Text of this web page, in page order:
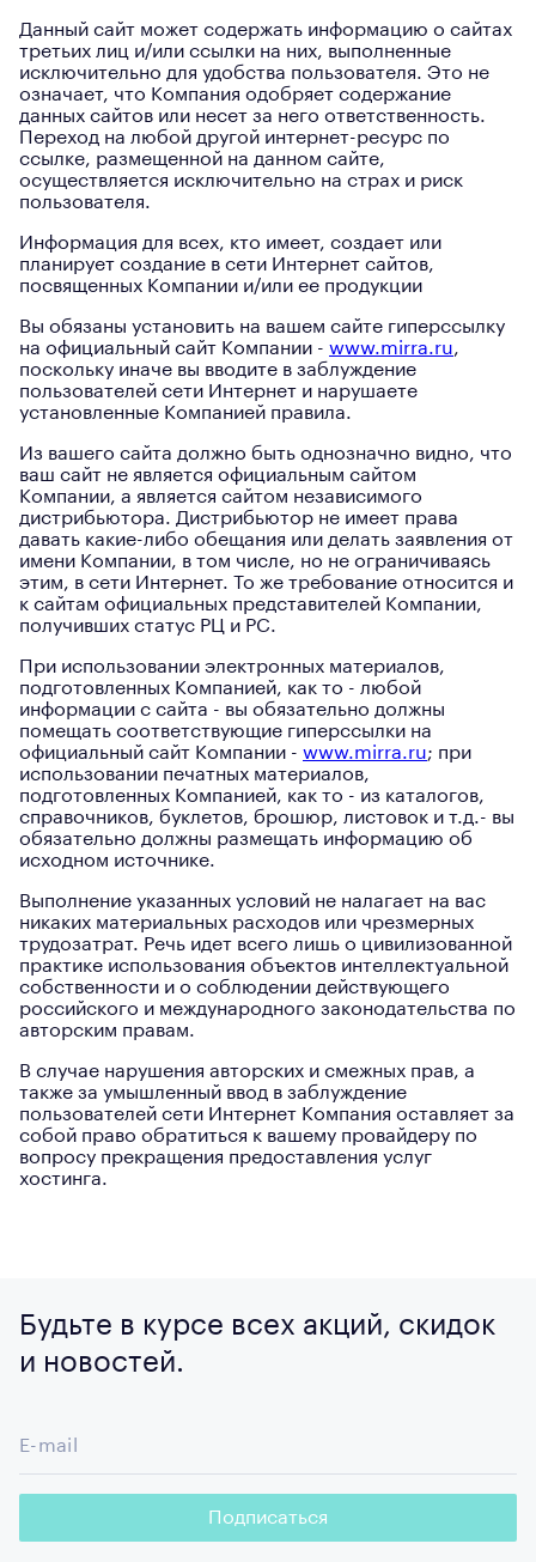
Данный сайт может содержать информацию о сайтах
третьих лиц и/или ссылки на них, выполненные
исключительно для удобства пользователя. Это не
означает, что Компания одобряет содержание
данных сайтов или несет за него ответственность.
Переход на любой другой интернет-ресурс по
ссылке, размещенной на данном сайте,
осуществляется исключительно на страх и риск
пользователя.
Информация для всех, кто имеет, создает или
планирует создание в сети Интернет сайтов,
посвященных Компании и/или ее продукции
Вы обязаны установить на вашем сайте гиперссылку
на официальный сайт Компании - www.mirra.ru,
поскольку иначе вы вводите в заблуждение
пользователей сети Интернет и нарушаете
установленные Компанией правила.
Из вашего сайта должно быть однозначно видно, что
ваш сайт не является официальным сайтом
Компании, а является сайтом независимого
дистрибьютора. Дистрибьютор не имеет права
давать какие-либо обещания или делать заявления от
имени Компании, в том числе, но не ограничиваясь
этим, в сети Интернет. То же требование относится и
к сайтам официальных представителей Компании,
получивших статус РЦ и РС.
При использовании электронных материалов,
подготовленных Компанией, как то - любой
информации с сайта - вы обязательно должны
помещать соответствующие гиперссылки на
официальный сайт Компании - www.mirra.ru; при
использовании печатных материалов,
подготовленных Компанией, как то - из каталогов,
справочников, буклетов, брошюр, листовок и т.д.- вы
обязательно должны размещать информацию об
исходном источнике.
Выполнение указанных условий не налагает на вас
никаких материальных расходов или чрезмерных
трудозатрат. Речь идет всего лишь о цивилизованной
практике использования объектов интеллектуальной
собственности и о соблюдении действующего
российского и международного законодательства по
авторским правам.
В случае нарушения авторских и смежных прав, а
также за умышленный ввод в заблуждение
пользователей сети Интернет Компания оставляет за
собой право обратиться к вашему провайдеру по
вопросу прекращения предоставления услуг
хостинга.
Будьте в курсе всех акций, скидок
и новостей.
E-mail
Подписаться